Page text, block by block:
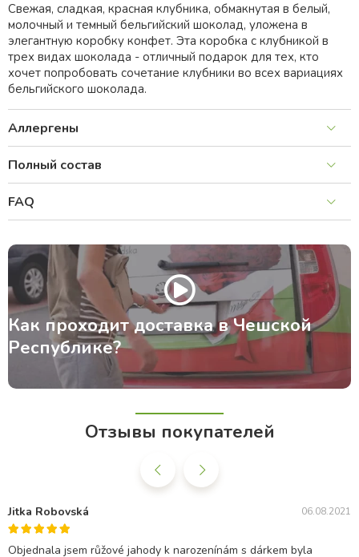
Свежая, сладкая, красная клубника, обмакнутая в белый,
молочный и темный бельгийский шоколад, уложена в
элегантную коробку конфет. Эта коробка с клубникой в
трех видах шоколада - отличный подарок для тех, кто
хочет попробовать сочетание клубники во всех вариациях
бельгийского шоколада.
Аллергены
Полный состав
FAQ
Как проходит доставка в Чешской
Республике?
Отзывы покупателей
Jitka Robovská 06.08.2021
Objednala jsem růžové jahody k narozenínám s dárkem byla